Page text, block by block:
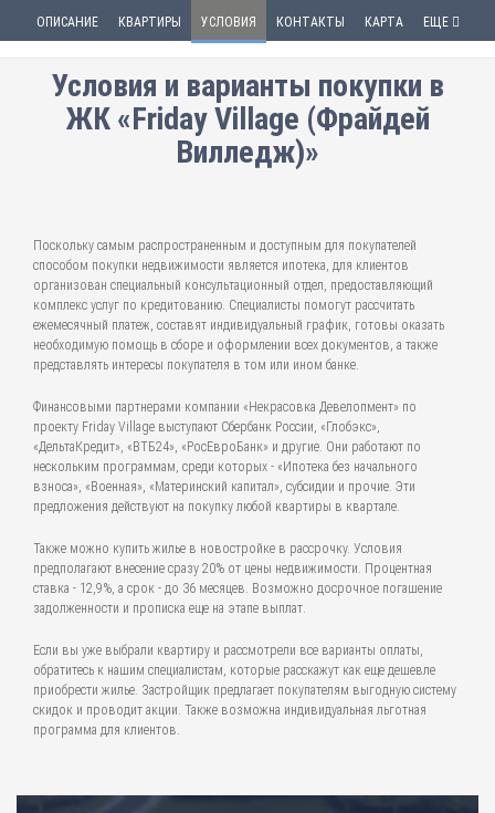
ОПИСАНИЕ КВАРТИРЫ УСЛОВИЯ КОНТАКТЫ КАРТА ЕЩЕ
Условия и варианты покупки в
ЖК «Friday Village (Фрайдей
Вилледж)»
Поскольку самым распространенным и доступным для покупателей
способом покупки недвижимости является ипотека, для клиентов
организован специальный консультационный отдел, предоставляющий
комплекс услуг по кредитованию. Специалисты помогут рассчитать
ежемесячный платеж, составят индивидуальный график, готовы оказать
необходимую помощь в сборе и оформлении всех документов, а также
представлять интересы покупателя в том или ином банке.
Финансовыми партнерами компании «Некрасовка Девелопмент» по
проекту Friday Village выступают Сбербанк России, «Глобэкс»,
«ДельтаКредит», «ВТБ24», «РосЕвроБанк» и другие. Они работают по
нескольким программам, среди которых - «Ипотека без начального
взноса», «Военная», «Материнский капитал», субсидии и прочие. Эти
предложения действуют на покупку любой квартиры в квартале.
Также можно купить жилье в новостройке в рассрочку. Условия
предполагают внесение сразу 20% от цены недвижимости. Процентная
ставка - 12,9%, а срок - до 36 месяцев. Возможно досрочное погашение
задолженности и прописка еще на этапе выплат.
Если вы уже выбрали квартиру и рассмотрели все варианты оплаты,
обратитесь к нашим специалистам, которые расскажут как еще дешевле
приобрести жилье. Застройщик предлагает покупателям выгодную систему
скидок и проводит акции. Также возможна индивидуальная льготная
программа для клиентов.